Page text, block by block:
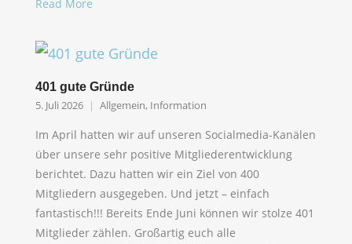
Read More
401 gute Gründe
5. Juli 2026 Allgemein, Information
Im April hatten wir auf unseren Socialmedia-Kanälen
über unsere sehr positive Mitgliederentwicklung
berichtet. Dazu hatten wir ein Ziel von 400
Mitgliedern ausgegeben. Und jetzt – einfach
fantastisch!!! Bereits Ende Juni können wir stolze 401
Mitglieder zählen. Großartig euch alle